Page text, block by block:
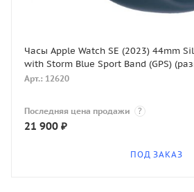
Часы Apple Watch SE (2023) 44mm
with Storm Blue Sport Band (GPS)
Арт.: 12620
Последняя цена продажи ?
21 900 ₽
ПОД ЗАКАЗ